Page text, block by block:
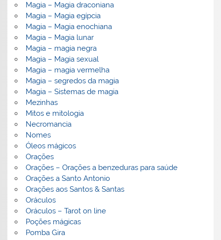
Magia – Magia draconiana
Magia – Magia egípcia
Magia – Magia enochiana
Magia – Magia lunar
Magia – magia negra
Magia – Magia sexual
Magia – magia vermelha
Magia – segredos da magia
Magia – Sistemas de magia
Mezinhas
Mitos e mitologia
Necromancia
Nomes
Óleos mágicos
Orações
Orações – Orações a benzeduras para saúde
Orações a Santo Antonio
Orações aos Santos & Santas
Oráculos
Oráculos – Tarot on line
Poções mágicas
Pomba Gira